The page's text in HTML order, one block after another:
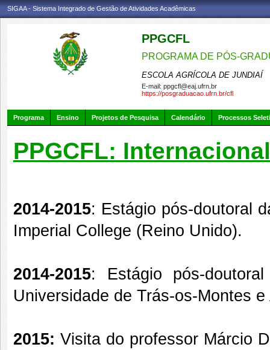
SIGAA - Sistema Integrado de Gestão de Atividades Acadêmicas
PPGCFL
PROGRAMA DE PÓS-
ESCOLA AGRÍCOLA DE JUNDIAÍ
E-mail: ppgcfl@eaj.ufrn.br
https://posgraduacao.ufrn.br/cfl
Programa Ensino Projetos de Pesquisa Calendário Processos
PPGCFL:
2014-2015: Estágio pós-doutoral
Imperial College (Reino Unido).
2014-2015: Estágio pós-
Universidade de Trás-os-Montes
2015: Visita do professor Márcio